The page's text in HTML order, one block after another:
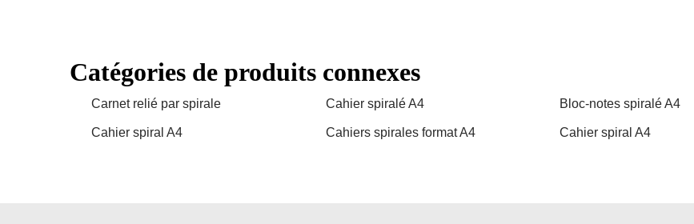
Catégories de produits connexes
Carnet relié par spirale Cahier spiralé A4 Bloc-notes spiralé A4
Cahier spiral A4 Cahiers spirales format A4 Cahier spiral A4